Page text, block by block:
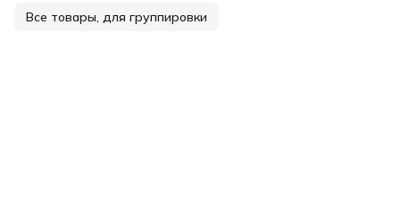
Все товары, для группировки